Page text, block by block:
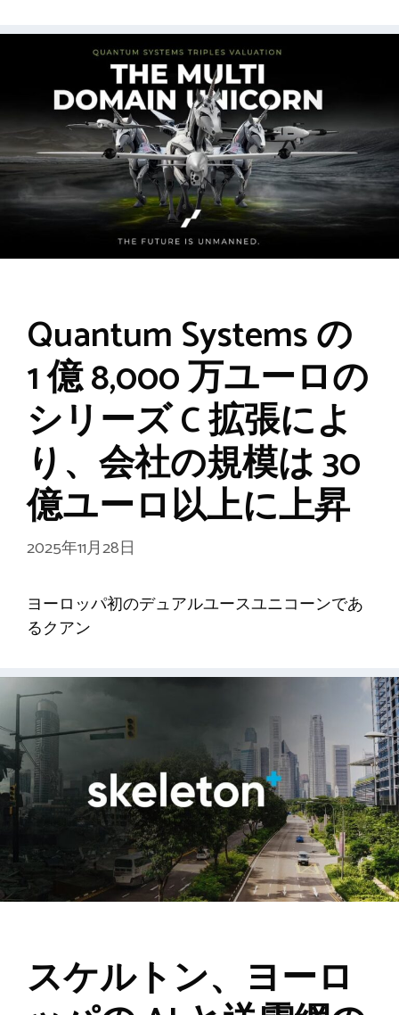
Quantum Systems の
1 億 8,000 万ユーロの
シリーズ C 拡張によ
り、会社の規模は 30
億ユーロ以上に上昇
2025年11月28日
ヨーロッパ初のデュアルユースユニコーンであ
るクアン
スケルトン、ヨーロ